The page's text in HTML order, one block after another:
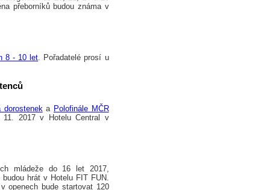
přeborníků budou známa v
8 - 10 let . Pořadatelé prosí u
dorostenek a Polofinále MČR
2017 v Hotelu Central v
mládeže do 16 let 2017,
hrát v Hotelu FIT FUN.
openech bude startovat 120